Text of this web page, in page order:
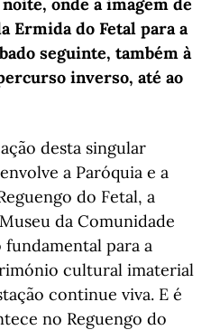
Ermida do Fetal para a
seguinte, também à
inverso, até ao
desta singular
a Paróquia e a
do Fetal, a
da Comunidade
para a
cultural imaterial
continue viva. E é
no Reguengo do